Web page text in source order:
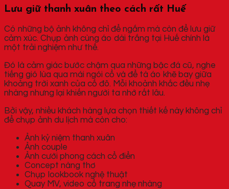
Lưu giữ thanh xuân theo cách rất Huế
Có những bộ ảnh không chỉ để ngắm mà còn để lưu giữ
cảm xúc. Chụp ảnh cùng áo dài trắng tại Huế chính là
một trải nghiệm như thế.
Đó là cảm giác bước chậm qua những bậc đá cũ, nghe
tiếng gió lùa qua mái ngói cổ và để tà áo khẽ bay giữa
khoảng trời xanh của cố đô. Mỗi khoảnh khắc đều nhẹ
nhàng nhưng lại khiến người ta nhớ rất lâu.
Bởi vậy, nhiều khách hàng lựa chọn thiết kế này không chỉ
để chụp ảnh du lịch mà còn cho:
Ảnh kỷ niệm thanh xuân
Ảnh couple
Ảnh cưới phong cách cổ điển
Concept nàng thơ
Chụp lookbook nghệ thuật
Quay MV, video cổ trang nhẹ nhàng